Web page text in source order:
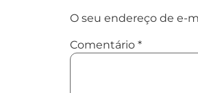
O seu endereço de e-
Comentário *